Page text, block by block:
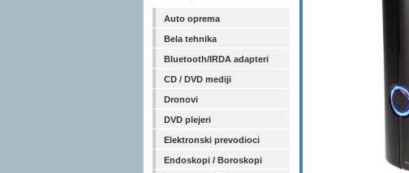
Auto oprema
Bela tehnika
Bluetooth/IRDA adapteri
CD / DVD mediji
Dronovi
DVD plejeri
Elektronski prevodioci
Endoskopi / Boroskopi